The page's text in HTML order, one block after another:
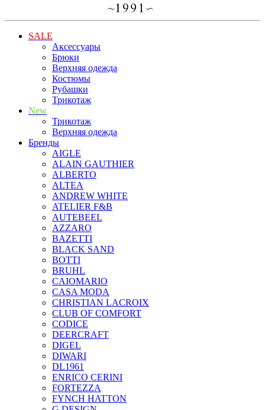
SALE
Аксессуары
Брюки
Верхняя одежда
Костюмы
Рубашки
Трикотаж
New
Трикотаж
Верхняя одежда
Бренды
AIGLE
ALAIN GAUTHIER
ALBERTO
ALTEA
ANDREW WHITE
ATELIER F&B
AUTEBEEL
AZZARO
BAZETTI
BLACK SAND
BOTTI
BRUHL
CAIOMARIO
CASA MODA
CHRISTIAN LACROIX
CLUB OF COMFORT
CODICE
DEERCRAFT
DIGEL
DIWARI
DL1961
ENRICO CERINI
FORTEZZA
FYNCH HATTON